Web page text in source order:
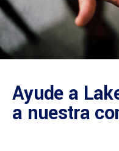
Ayude a
a nuestra